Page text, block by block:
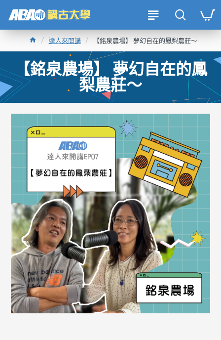
達人來開講 【銘泉農場】 夢幻自在的鳳梨農莊～
【銘泉農場】 夢幻自在的鳳
梨農莊～